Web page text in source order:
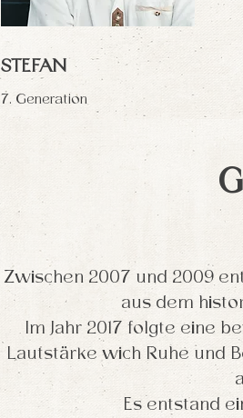
STEFAN
7. Generation
Zwischen 2007 und 2009
aus dem
Im Jahr 2017 folgte eine
Lautstärke wich Ruhe und
Es entstand